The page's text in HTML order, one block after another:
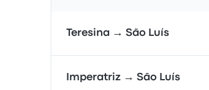
Teresina → São Luís
Imperatriz → São Luís